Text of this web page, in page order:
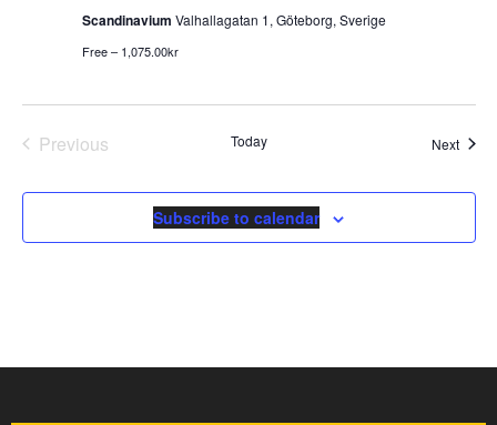
Scandinavium Valhallagatan 1, Göteborg, Sverige
Free – 1,075.00kr
PreviousEvents Today Next
Subscribe to calendar